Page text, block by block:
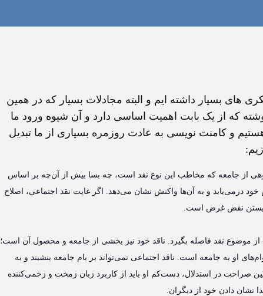
بسیار داشته ایم و البته مجادلات بسیار که در همین
که از یک بابت اهمیت اساسی دارد و آن شیوه ورود ما
و کامنت نویسی به عادت روزمره بسیاری از ما تبدیل
از جامعه که مخاطب این نوع نقد است، چه بسا بیش از آن‌چه بر اساس
درمی‌یابد و به آن‌ها واکنش نشان می‌دهد. اگر غایت نقد اجتماعی، اصلاح
نقض غرض است.
از موضوع نقد فاصله بگیرد. ناقد خود نیز بخشی از جامعه و محصول آن است؛
او به جامعه است. ناقد اجتماعی نمی‌تواند بر بام جامعه بنشیند و به
صراحت در استدلال، دست‌کم او باید از کاربرد زبان زمخت و زخمی‌کننده
نشان دادن خود از دیگران.